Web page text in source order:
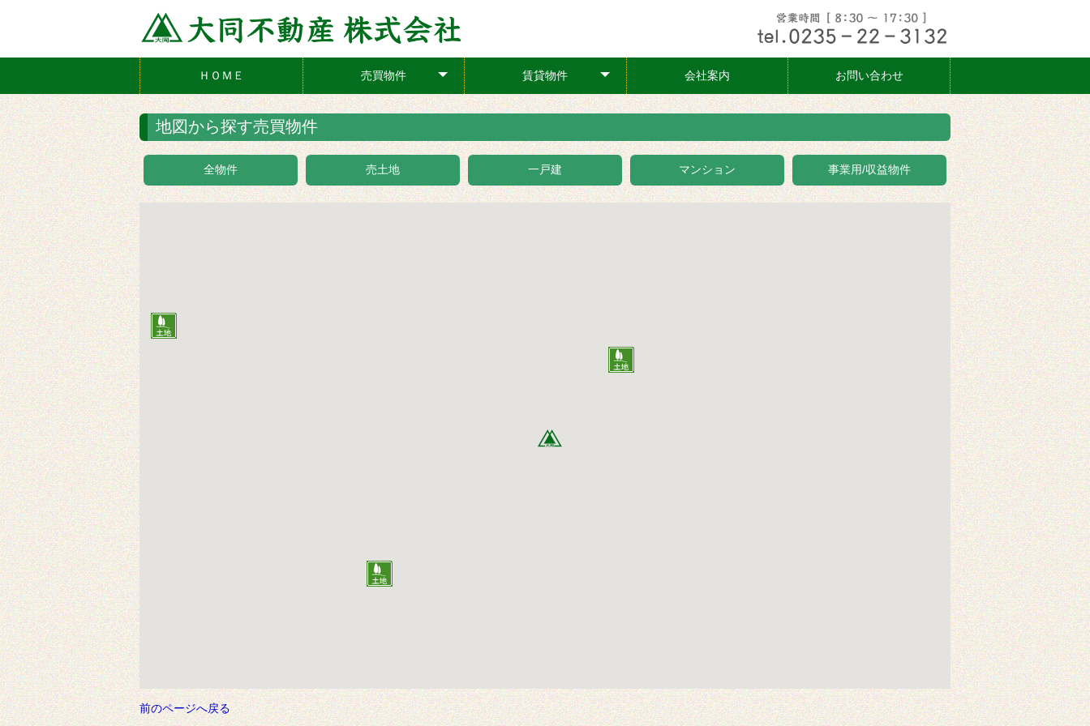
ＨＯＭＥ 売買物件 賃貸物件 会社案内 お問い合わせ
地図から探す売買物件
全物件 売土地 一戸建 マンション 事業用/収益物件
前のページへ戻る